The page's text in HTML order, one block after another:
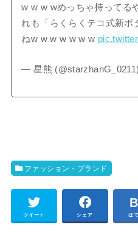
w w w wめっちゃ持ってる
れも「らくらくテコ式新ボ
ねw w w w w w w
— 星熊 (@starzhanG_0211)
ファッション・ブランド
ツイート シェア は